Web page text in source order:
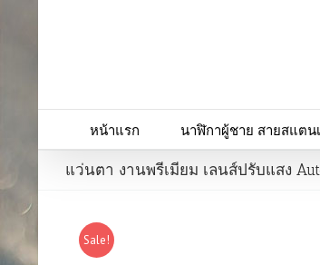
หน้าแรก นาฬิกาผู้ชาย สายสแตน
แว่นตา งานพรีเมียม เลนส์ปรับแสง
Sale!